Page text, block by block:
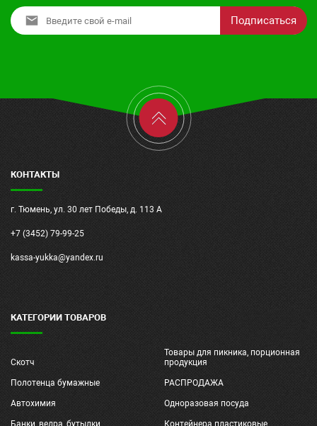
Подписаться
КОНТАКТЫ
г. Тюмень, ул. 30 лет Победы, д. 113 А
+7 (3452) 79-99-25
kassa-yukka@yandex.ru
КАТЕГОРИИ ТОВАРОВ
Скотч
Товары для пикника, порционная
продукция
Полотенца бумажные РАСПРОДАЖА
Автохимия Одноразовая посуда
Банки, ведра, бутылки Контейнера пластиковые